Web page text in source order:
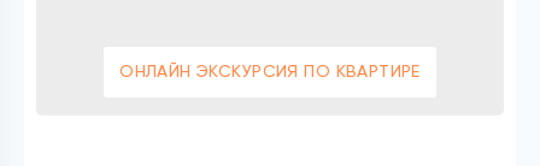
ОНЛАЙН ЭКСКУРСИЯ ПО КВАРТИРЕ